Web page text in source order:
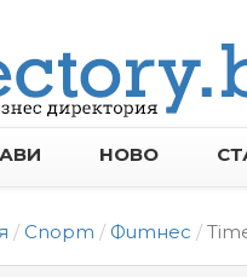
НОВО
Спорт Фитнес